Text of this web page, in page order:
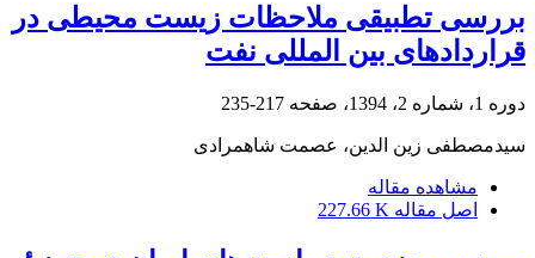
بررسی تطبیقی ملاحظات زیست محیطی در
قراردادهای بین المللی نفت
دوره 1، شماره 2، 1394، صفحه 217-235
سیدمصطفی زین الدین، عصمت شاهمرادی
مشاهده مقاله
اصل مقاله 227.66 K